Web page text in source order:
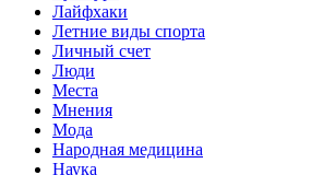
Лайфхаки
Летние виды спорта
Личный счет
Люди
Места
Мнения
Мода
Народная медицина
Наука